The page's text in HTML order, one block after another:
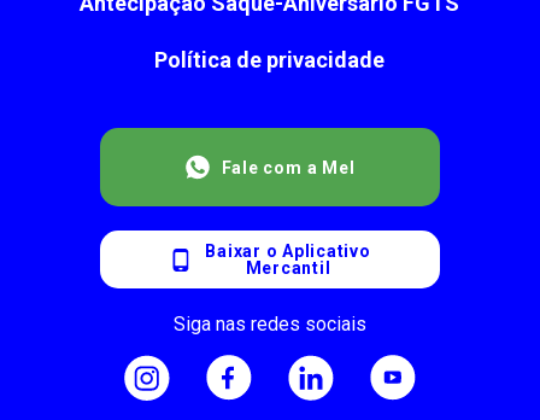
Política de privacidade
Fale com a Mel
Baixar o Aplicativo
Mercantil
Siga nas redes sociais